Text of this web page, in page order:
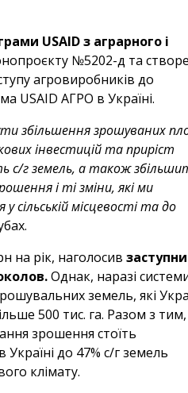
USAID з аграрного і
№5202-д та
агровиробників до
USAID АГРО в Україні.
збільшення зрошуваних
інвестицій та приріст
с/г земель, а також
і ті зміни, які ми
місцевості та до
на рік, наголосив
Однак, наразі
земель, які
500 тис. га. Разом з
зрошення стоїть
до 47% с/г земель
клімату.